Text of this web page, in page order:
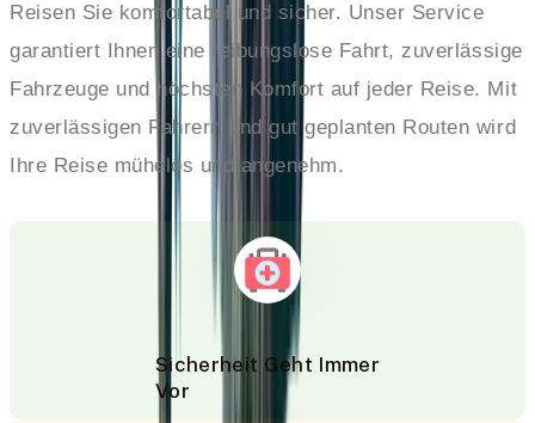
Reisen Sie komfortabel und sicher. Unser Service
garantiert Ihnen eine reibungslose Fahrt, zuverlässige
Fahrzeuge und höchsten Komfort auf jeder Reise. Mit
zuverlässigen Fahrern und gut geplanten Routen wird
Ihre Reise mühelos und angenehm.
Sicherheit Geht Immer
Vor